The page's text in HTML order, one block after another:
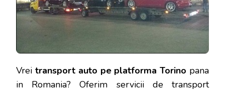
Vrei transport auto pe platforma Torino pana
in Romania? Oferim servicii de transport